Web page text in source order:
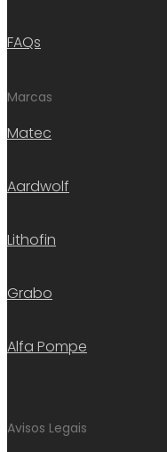
FAQs
Marcas
Matec
Aardwolf
Lithofin
Grabo
Alfa Pompe
Avisos Legais